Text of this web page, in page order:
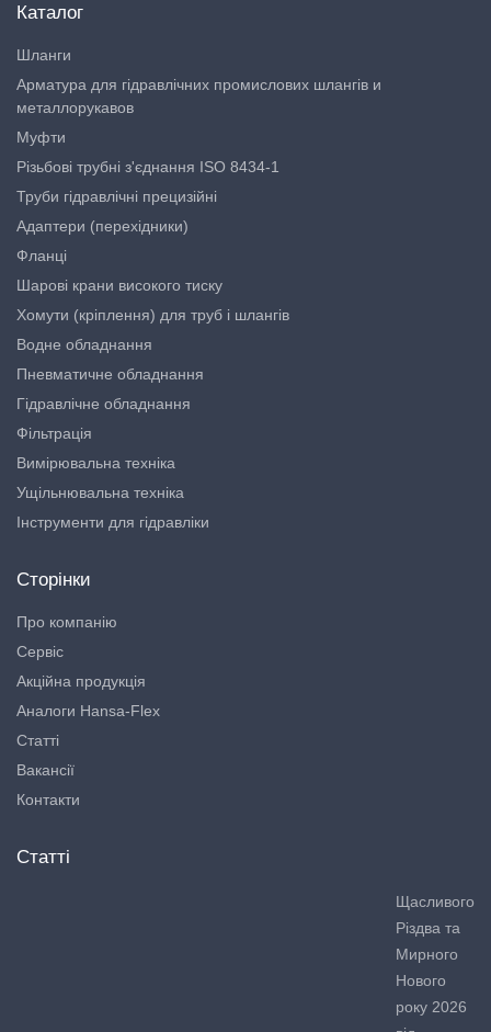
Каталог
Шланги
Арматура для гідравлічних промислових шлангів и
металлорукавов
Муфти
Різьбові трубні з'єднання ISO 8434-1
Труби гідравлічні прецизійні
Адаптери (перехідники)
Фланці
Шарові крани високого тиску
Хомути (кріплення) для труб і шлангів
Водне обладнання
Пневматичне обладнання
Гідравлічне обладнання
Фільтрація
Вимірювальна техніка
Ущільнювальна техніка
Інструменти для гідравліки
Сторінки
Про компанію
Сервіс
Акційна продукція
Аналоги Hansa-Flex
Статті
Вакансії
Контакти
Статті
Щасливого
Різдва та
Мирного
Нового
року 2026